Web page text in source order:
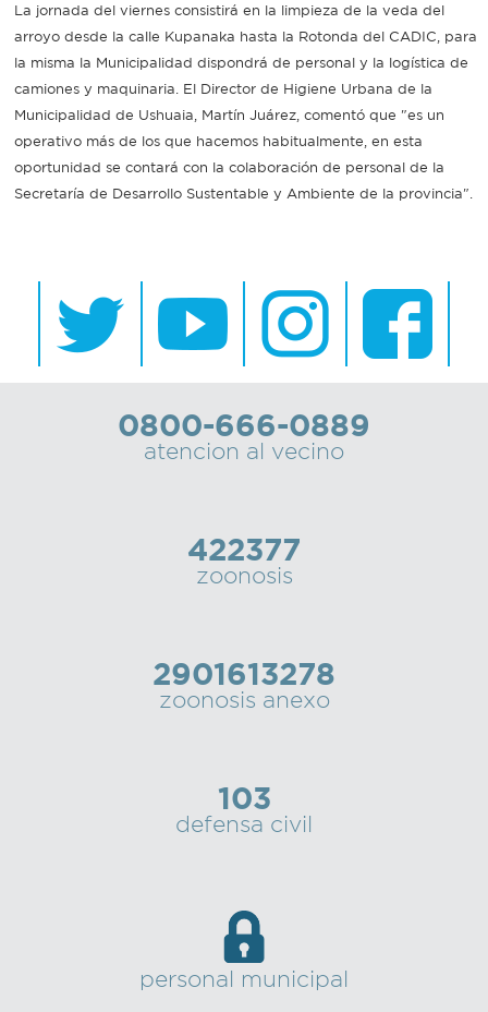
La jornada del viernes consistirá en la limpieza de la veda del
arroyo desde la calle Kupanaka hasta la Rotonda del CADIC, para
la misma la Municipalidad dispondrá de personal y la logística de
camiones y maquinaria. El Director de Higiene Urbana de la
Municipalidad de Ushuaia, Martín Juárez, comentó que "es un
operativo más de los que hacemos habitualmente, en esta
oportunidad se contará con la colaboración de personal de la
Secretaría de Desarrollo Sustentable y Ambiente de la provincia".
0800-666-0889
atencion al vecino
422377
zoonosis
2901613278
zoonosis anexo
103
defensa civil
personal municipal